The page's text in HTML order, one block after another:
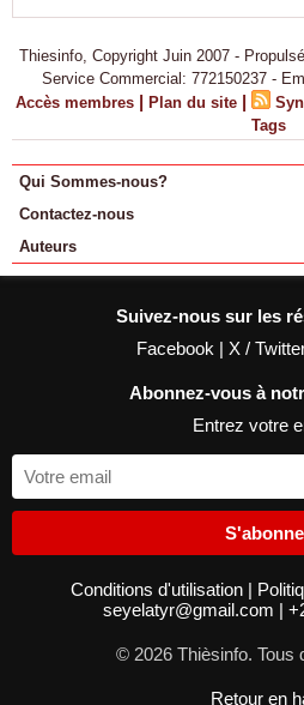
Thiesinfo, Copyright Juin 2007 -
Service Commercial: 772150237 -
Accès membres | Plan du site |
Tags
Qui Sommes-nous?
Contactez-nous
Auteurs
Suivez-nous sur les
Facebook | X /
Abonnez-vous à
Entrez votre
Conditions d'utilisation |
seyelatyr@gmail.com |
© 2026 Thièsinfo. Tous
Retour en